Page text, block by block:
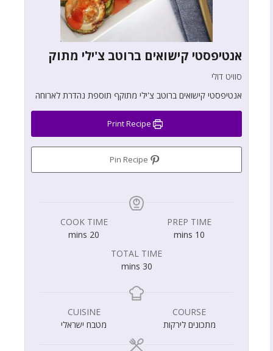
אנטיפסטי קישואים ברוטב צ'ילי מתוק
סוויט דולי
אנטיפסטי קישואים ברוטב צ'ילי מתוקף תוספת נהדרת לארוחה
PREP TIME
10
mins
COOK TIME
20
mins
TOTAL TIME
30
mins
COURSE
מתכונים לירקות
CUISINE
מטבח ישראלי